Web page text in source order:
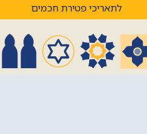
לתאריכי פטירת חכמים